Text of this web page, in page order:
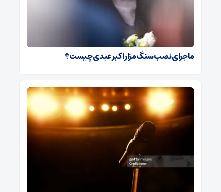
ماجرای نصب سنگ مزار اکبر عبدی چیست؟